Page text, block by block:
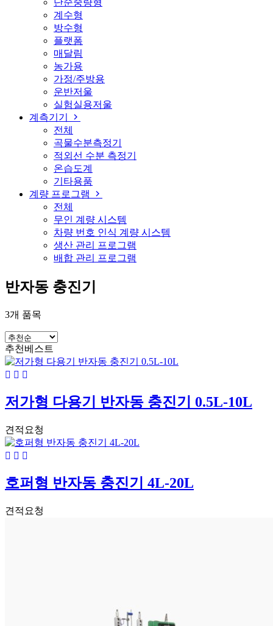
단순중량형
계수형
방수형
플랫폼
매달림
농가용
가정/주방용
운반저울
실험실용저울
계측기기
전체
곡물수분측정기
적외선 수분 측정기
온습도계
기타용품
계량 프로그램
전체
무인 계량 시스템
차량 번호 인식 계량 시스템
생산 관리 프로그램
배합 관리 프로그램
반자동 충진기
3개 품목
추천 베스트
저가형 다용기 반자동 충진기 0.5L-10L
견적요청
호퍼형 반자동 충진기 4L-20L
견적요청